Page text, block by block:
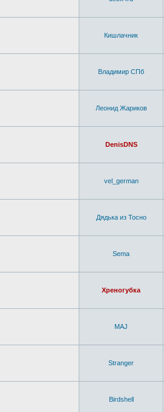
Кишлачник
Владимир СПб
Леонид Жариков
DenisDNS
vel_german
Дядька из Тосно
Sema
Хреногубка
MAJ
Stranger
Birdshell